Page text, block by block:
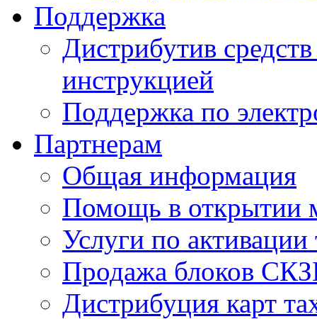
Поддержка
Дистрибутив
инструкцией
Поддержка по
Партнерам
Общая информация
Помощь в открытии
Услуги по активации
Продажа блоков
Дистрибуция карт